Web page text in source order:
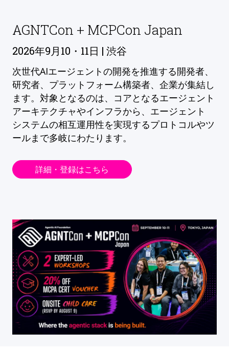
AGNTCon + MCPCon Japan
2026年9月10・11日 | 渋谷
次世代AIエージェントの開発を推進する開発者、
研究者、プラットフォーム構築者、企業が集結し
ます。対象となるのは、コアとなるエージェント
アーキテクチャやインフラから、エージェント
システムの相互運用性を実現するプロトコルやツ
ールまで多岐にわたります。
詳細・登録はこちら